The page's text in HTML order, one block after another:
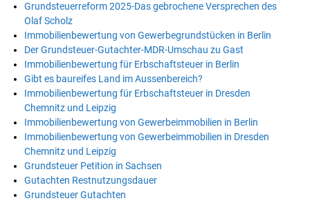
Grundsteuerreform 2025-Das gebrochene Versprechen des
Olaf Scholz
Immobilienbewertung von Gewerbegrundstücken in Berlin
Der Grundsteuer-Gutachter-MDR-Umschau zu Gast
Immobilienbewertung für Erbschaftsteuer in Berlin
Gibt es baureifes Land im Aussenbereich?
Immobilienbewertung für Erbschaftsteuer in Dresden
Chemnitz und Leipzig
Immobilienbewertung von Gewerbeimmobilien in Berlin
Immobilienbewertung von Gewerbeimmobilien in Dresden
Chemnitz und Leipzig
Grundsteuer Petition in Sachsen
Gutachten Restnutzungsdauer
Grundsteuer Gutachten